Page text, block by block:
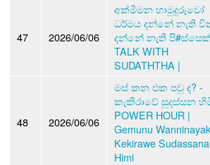
47 2026/06/06
අක්මීමන හාමුදුරුවෝ
ධර්මය දන්නේ නැති
දන්නේ නැති
TALK WITH
SUDATHTHA |
48 2026/06/06
මස් කන එක පවු ද? -
කැකිරාවේ සුදස්සන
POWER HOUR |
Gemunu
Kekirawe Sudassana
Himi